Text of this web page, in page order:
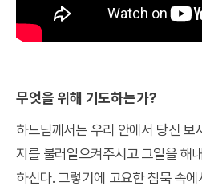
무엇을 위해 기도하는가?
하느님께서는 우리 안에서 당신 보
지를 불러일으켜주시고 그일을 해
하신다. 그렇기에 고요한 침묵 속